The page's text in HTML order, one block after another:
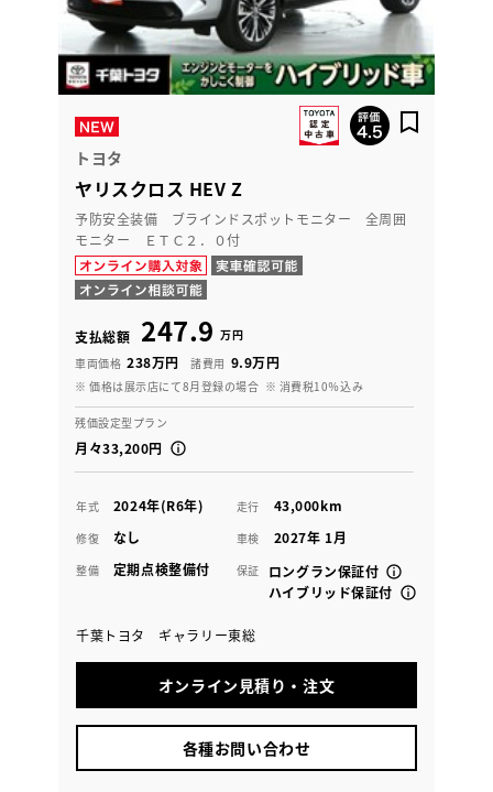
トヨタ
ヤリスクロス HEV Z
予防安全装備 ブラインドスポットモニター 全周囲
モニター ＥＴＣ２．０付
支払総額 247.9 万円
車両価格 238万円 諸費用 9.9万円
※ 価格は展示店にて8月登録の場合 ※ 消費税10％込み
残価設定型プラン
月々33,200円
年式 2024年(R6年) 走行 43,000km
修復 なし 車検 2027年 1月
整備 定期点検整備付 保証
ロングラン保証付
ハイブリッド保証付
千葉トヨタ ギャラリー東総
オンライン見積り・注文
各種お問い合わせ